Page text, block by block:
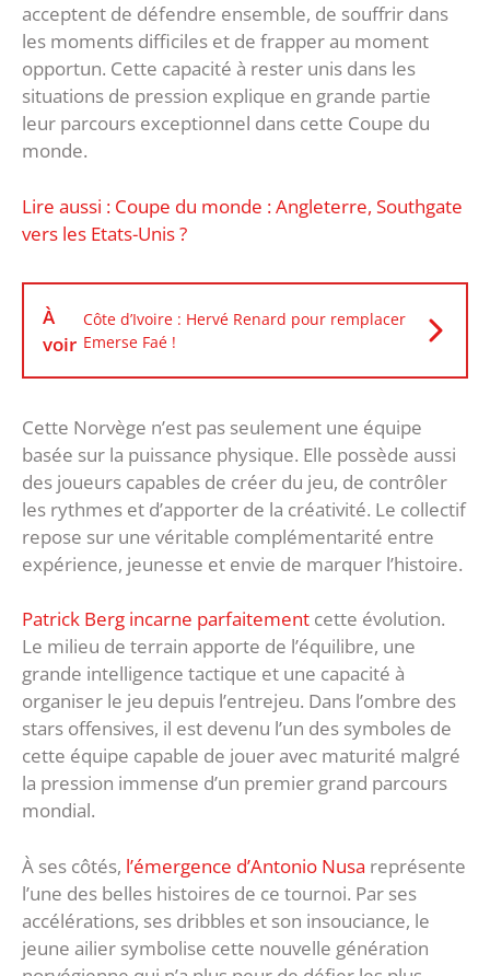
acceptent de défendre ensemble, de souffrir dans
les moments difficiles et de frapper au moment
opportun. Cette capacité à rester unis dans les
situations de pression explique en grande partie
leur parcours exceptionnel dans cette Coupe du
monde.
Lire aussi : Coupe du monde : Angleterre, Southgate
vers les Etats-Unis ?
À
voir
Côte d’Ivoire : Hervé Renard pour remplacer
Emerse Faé !
Cette Norvège n’est pas seulement une équipe
basée sur la puissance physique. Elle possède aussi
des joueurs capables de créer du jeu, de contrôler
les rythmes et d’apporter de la créativité. Le collectif
repose sur une véritable complémentarité entre
expérience, jeunesse et envie de marquer l’histoire.
Patrick Berg incarne parfaitement cette évolution.
Le milieu de terrain apporte de l’équilibre, une
grande intelligence tactique et une capacité à
organiser le jeu depuis l’entrejeu. Dans l’ombre des
stars offensives, il est devenu l’un des symboles de
cette équipe capable de jouer avec maturité malgré
la pression immense d’un premier grand parcours
mondial.
À ses côtés, l’émergence d’Antonio Nusa représente
l’une des belles histoires de ce tournoi. Par ses
accélérations, ses dribbles et son insouciance, le
jeune ailier symbolise cette nouvelle génération